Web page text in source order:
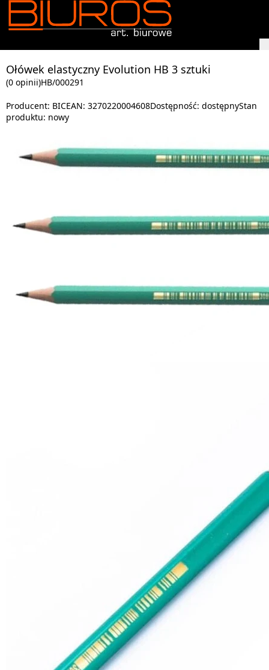
Ołówek elastyczny Evolution HB 3 sztuki
(0 opinii)HB/000291
Producent: BICEAN: 3270220004608Dostępność: dostępnyStan
produktu: nowy